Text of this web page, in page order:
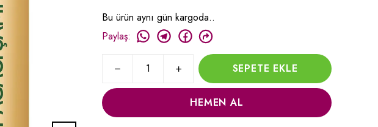
Bu ürün aynı gün kargoda..
Paylaş:
SEPETE EKLE
HEMEN AL